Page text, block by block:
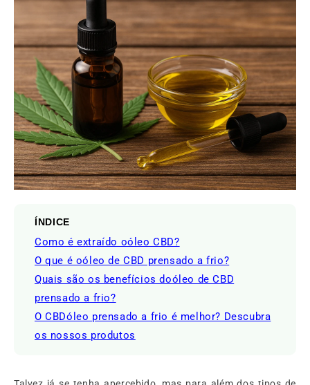
ÍNDICE
Como é extraído oóleo CBD?
O que é oóleo de CBD prensado a frio?
Quais são os benefícios doóleo de CBD
prensado a frio?
O CBDóleo prensado a frio é melhor? Descubra
os nossos produtos